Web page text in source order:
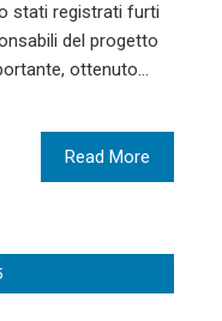
stati registrati furti
del progetto
ottenuto…
Read More